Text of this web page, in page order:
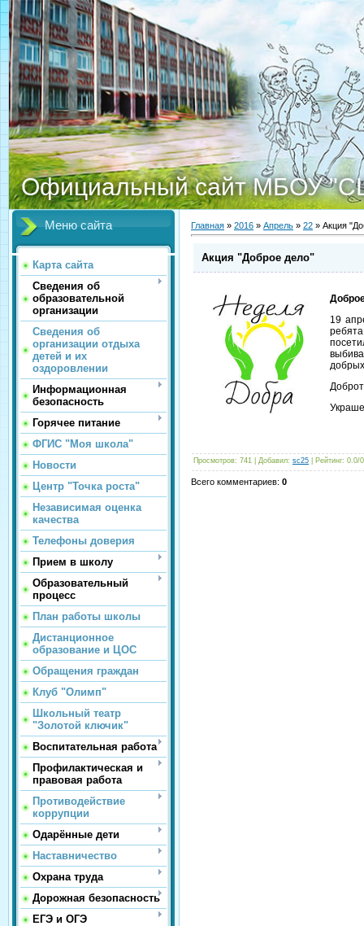
Официальный сайт МБОУ
Меню сайта
Карта сайта
Сведения об
образовательной
организации
Сведения об
организации отдыха
детей и их
оздоровлении
Информационная
безопасность
Горячее питание
ФГИС "Моя школа"
Новости
Центр "Точка роста"
Независимая оценка
качества
Телефоны доверия
Прием в школу
Образовательный
процесс
План работы школы
Дистанционное
образование и ЦОС
Обращения граждан
Клуб "Олимп"
Школьный театр
"Золотой ключик"
Воспитательная работа
Профилактическая и
правовая работа
Противодействие
коррупции
Одарённые дети
Наставничество
Охрана труда
Дорожная безопасность
ЕГЭ и ОГЭ
Главная » 2016 » Апрель » 22 » Акция
Акция "Доброе дело"
19
Просмотров: 741 | Добавил: sc25 Рейтинг: 0.0/0
Всего комментариев: 0